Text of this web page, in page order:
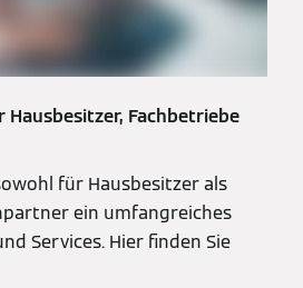
Hausbesitzer, Fachbetriebe
für Hausbesitzer als
ein umfangreiches
Services. Hier finden Sie